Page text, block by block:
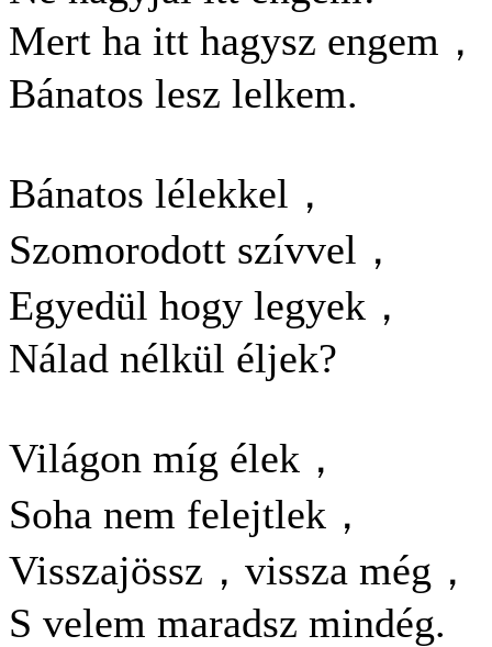
Mert ha itt hagysz engem，
Bánatos lesz lelkem.
Bánatos lélekkel，
Szomorodott szívvel，
Egyedül hogy legyek，
Nálad nélkül éljek?
Világon míg élek，
Soha nem felejtlek，
Visszajössz，vissza még，
S velem maradsz mindég.